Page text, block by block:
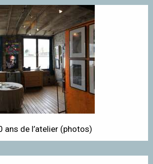
ans de l’atelier (photos)